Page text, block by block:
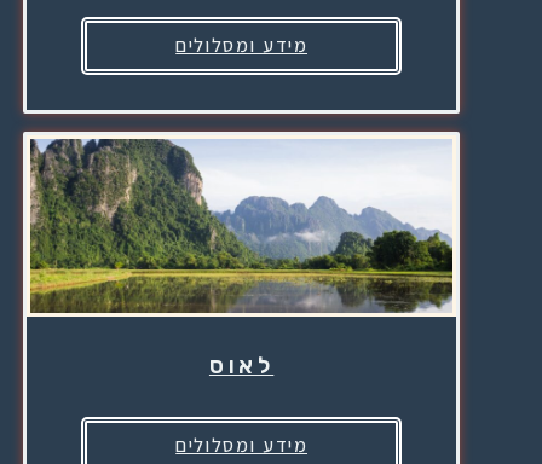
מידע ומסלולים
לאוס
מידע ומסלולים